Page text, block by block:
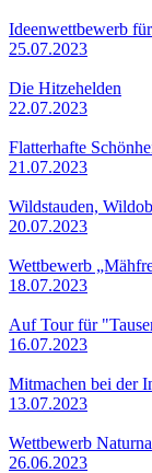
Ideenwettbewerb
25.07.2023
Die Hitzehelden
22.07.2023
Flatterhafte
21.07.2023
Wildstauden,
20.07.2023
Wettbewerb
18.07.2023
Auf Tour für
16.07.2023
Mitmachen bei der
13.07.2023
Wettbewerb
26.06.2023